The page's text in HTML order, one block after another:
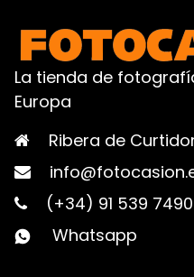
La tienda de
Europa
Ribera de
(+34) 91 539 7490
Whatsapp